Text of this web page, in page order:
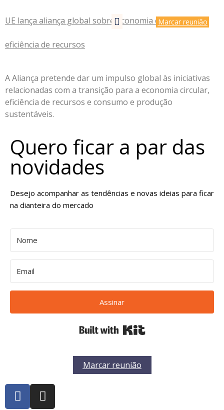
Marcar reunião
UE lança aliança global sobre economia circular e
eficiência de recursos
A Aliança pretende dar um impulso global às iniciativas
relacionadas com a transição para a economia circular,
eficiência de recursos e consumo e produção
sustentáveis.
Quero ficar a par das
novidades
Desejo acompanhar as tendências e novas ideias para ficar
na dianteira do mercado
Assinar
Marcar reunião